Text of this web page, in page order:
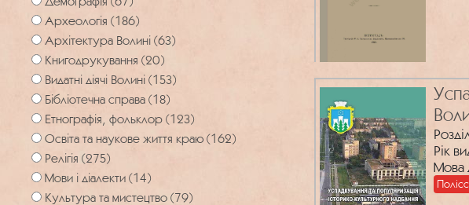
Археологія (186)
Архітектура Волині (63)
Книгодрукування (20)
Видатні діячі Волині (153)
Бібліотечна справа (18)
Етнографія, фольклор (123)
Освіта та наукове життя краю (162)
Релігія (275)
Мови і діалекти (14)
Культура та мистецтво (79)
Рік
Мова